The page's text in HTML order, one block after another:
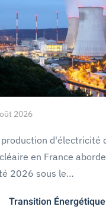
2026
production d'électricité
en France
2026 sous le…
Transition